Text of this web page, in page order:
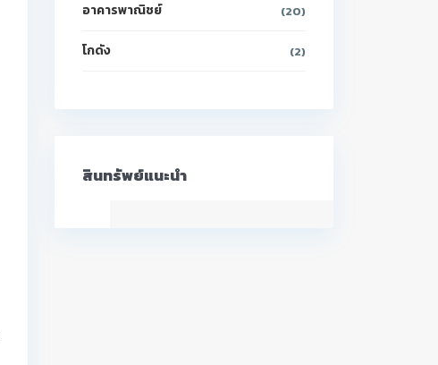
อาคารพาณิชย์ (20)
โกดัง (2)
สินทรัพย์แนะนำ